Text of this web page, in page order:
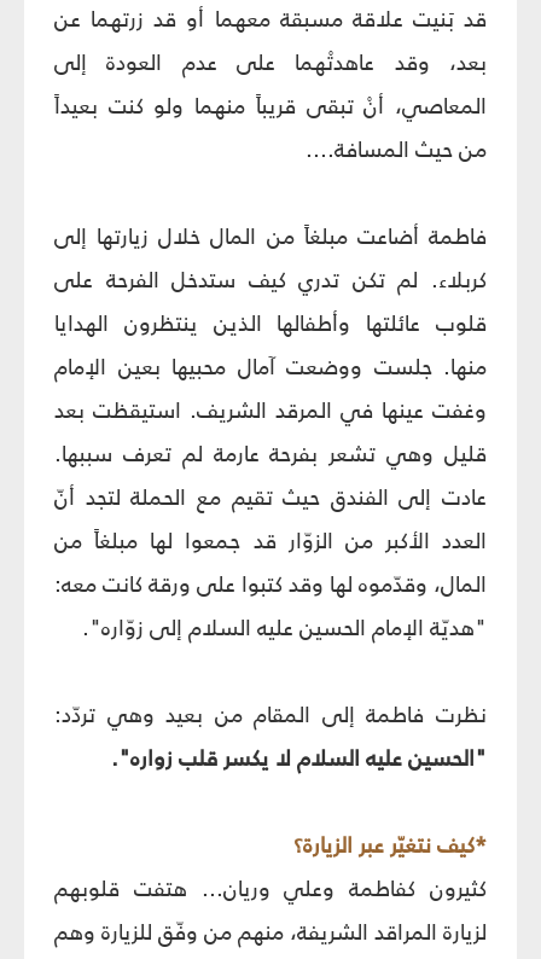
قد بَنيت علاقة مسبقة معهما أو قد زرتهما عن
بعد، وقد عاهدتْهما على عدم العودة إلى
المعاصي، أنْ تبقى قريباً منهما ولو كنت بعيداً
من حيث المسافة....
فاطمة أضاعت مبلغاً من المال خلال زيارتها إلى
كربلاء. لم تكن تدري كيف ستدخل الفرحة على
قلوب عائلتها وأطفالها الذين ينتظرون الهدايا
منها. جلست ووضعت آمال محبيها بعين الإمام
وغفت عينها في المرقد الشريف. استيقظت بعد
قليل وهي تشعر بفرحة عارمة لم تعرف سببها.
عادت إلى الفندق حيث تقيم مع الحملة لتجد أنّ
العدد الأكبر من الزوّار قد جمعوا لها مبلغاً من
المال، وقدّموه لها وقد كتبوا على ورقة كانت معه:
"هديّة الإمام الحسين عليه السلام إلى زوّاره".
نظرت فاطمة إلى المقام من بعيد وهي تردّد:
"الحسين عليه السلام لا يكسر قلب زواره".
*كيف نتغيّر عبر الزيارة؟
كثيرون كفاطمة وعلي وريان... هتفت قلوبهم
لزيارة المراقد الشريفة، منهم من وفّق للزيارة وهم